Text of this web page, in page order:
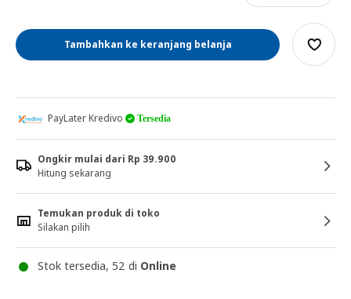
Tambahkan ke keranjang belanja
PayLater Kredivo Tersedia
Ongkir mulai dari Rp 39.900
Hitung sekarang
Temukan produk di toko
Silakan pilih
Stok tersedia, 52 di Online